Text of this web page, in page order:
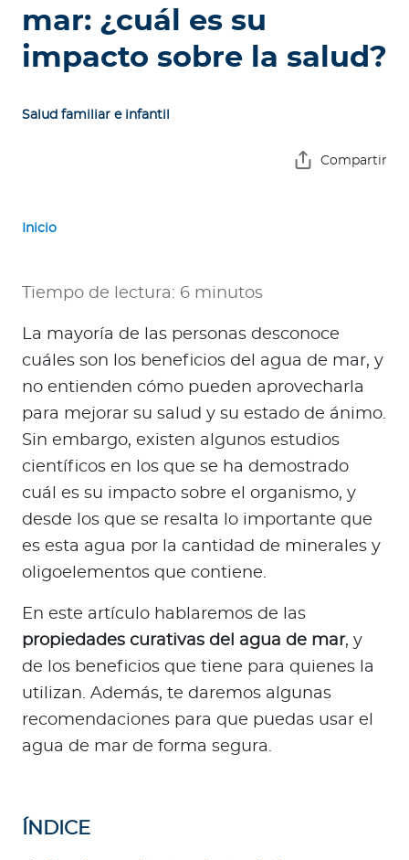
A
u
Para Agentes
mar: ¿cuál es su
impacto sobre la salud?
Salud familiar e infantil
Compartir
Inicio
Tiempo de lectura: 6 minutos
La mayoría de las personas desconoce
cuáles son los beneficios del agua de mar, y
no entienden cómo pueden aprovecharla
para mejorar su salud y su estado de ánimo.
Sin embargo, existen algunos estudios
científicos en los que se ha demostrado
cuál es su impacto sobre el organismo, y
desde los que se resalta lo importante que
es esta agua por la cantidad de minerales y
oligoelementos que contiene.
En este artículo hablaremos de las
propiedades curativas del agua de mar, y
de los beneficios que tiene para quienes la
utilizan. Además, te daremos algunas
recomendaciones para que puedas usar el
agua de mar de forma segura.
ÍNDICE